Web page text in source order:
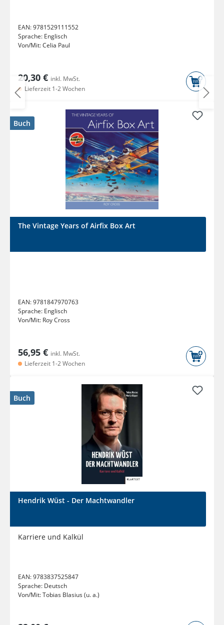
EAN:9781529111552
Sprache: Englisch
Von/Mit:Celia Paul
20,30 € inkl. MwSt.
Lieferzeit 1-2 Wochen
Buch
The Vintage Years of Airfix Box Art
EAN:9781847970763
Sprache: Englisch
Von/Mit: Roy Cross
56,95 € inkl. MwSt.
Lieferzeit 1-2 Wochen
Buch
Hendrik Wüst - Der Machtwandler
Karriere und Kalkül
EAN:9783837525847
Sprache: Deutsch
Von/Mit:Tobias Blasius (u. a.)